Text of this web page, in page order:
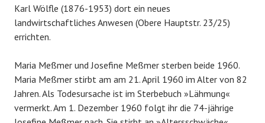
Karl Wölfle (1876-1953) dort ein neues
landwirtschaftliches Anwesen (Obere Hauptstr. 23/25)
errichten.
Maria Meßmer und Josefine Meßmer sterben beide 1960.
Maria Meßmer stirbt am am 21. April 1960 im Alter von 82
Jahren. Als Todesursache ist im Sterbebuch »Lähmung«
vermerkt. Am 1. Dezember 1960 folgt ihr die 74-jährige